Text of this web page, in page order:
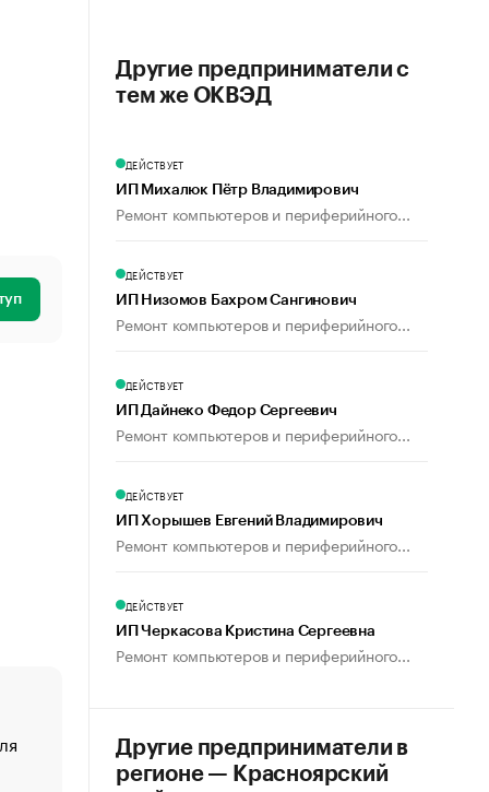
«От спорта тело стареет иначе». Как живет глава
создавшей GTA
Другие предприниматели с
тем же ОКВЭД
ДЕЙСТВУЕТ
ИП Михалюк Пётр Владимирович
Ремонт компьютеров и периферийного...
ДЕЙСТВУЕТ
ИП Низомов Бахром Сангинович
Ремонт компьютеров и периферийного...
ДЕЙСТВУЕТ
ИП Дайнеко Федор Сергеевич
Ремонт компьютеров и периферийного...
ДЕЙСТВУЕТ
ИП Хорышев Евгений Владимирович
Ремонт компьютеров и периферийного...
ДЕЙСТВУЕТ
ИП Черкасова Кристина Сергеевна
Ремонт компьютеров и периферийного...
Другие предприниматели в
регионе — Красноярский